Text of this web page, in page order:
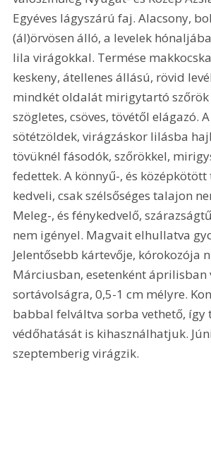
Egyéves lágyszárú faj. Alacsony,
(ál)örvösen álló, a levelek
lila virágokkal. Termése
keskeny, átellenes állású, rövid
mindkét oldalát mirigytartó szőrök
szögletes, csöves, tövétől elágazó.
sötétzöldek, virágzáskor lilásba
tövüknél fásodók, szőrökkel,
fedettek. A könnyű-, és
kedveli, csak szélsőséges talajon
Meleg-, és fénykedvelő,
nem igényel. Magvait elhullatva
Jelentősebb kártevője, kórokozója
Márciusban, esetenként áprilisban
sortávolságra, 0,5-1 cm mélyre.
babbal felváltva sorba vethető, így
védőhatását is kihasználhatjuk.
szeptemberig virágzik.